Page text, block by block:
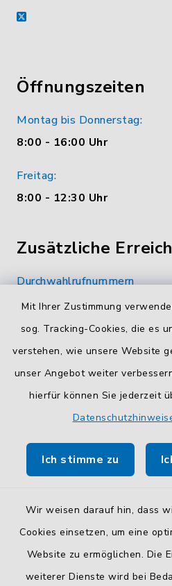
Mit Ihrer Zustimmung
sog. Tracking-Cookies, die es
verstehen, wie unsere Website
unser Angebot weiter
hierfür können Sie jederzeit
Ich stimme zu
Wir weisen darauf hin, dass
Cookies einsetzen, um eine
Website zu ermöglichen. Die
weiterer Dienste wird bei
X
Öffnungszeiten
Montag bis Donnerstag:
8:00 - 16:00 Uhr
Freitag:
8:00 - 12:30 Uhr
Zusätzliche
Durchwahlrufnummern
Die Durchwahlrufnummern
Kontaktformular
SicheresKontaktformularmit
Route planen
So finden Sie uns.